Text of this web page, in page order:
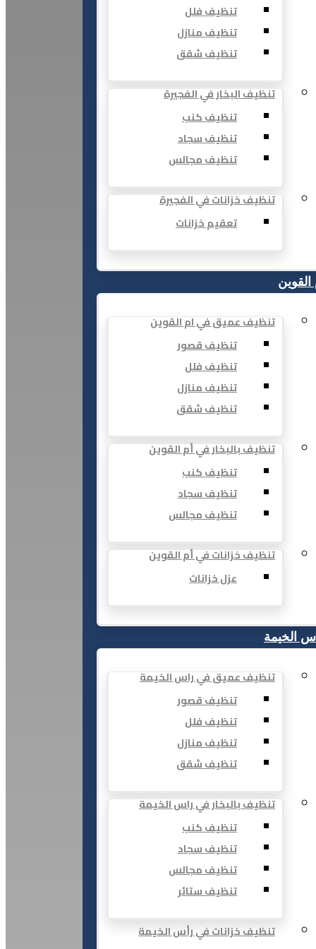
تنظيف فلل
تنظيف منازل
تنظيف شقق
تنظيف البخار في الفجيرة
تنظيف كنب
تنظيف سجاد
تنظيف مجالس
تنظيف خزانات في الفجيرة
تعقيم خزانات
القوين
تنظيف عميق في ام القوين
تنظيف قصور
تنظيف فلل
تنظيف منازل
تنظيف شقق
تنظيف بالبخار في أم القوين
تنظيف كنب
تنظيف سجاد
تنظيف مجالس
تنظيف خزانات في أم القوين
عزل خزانات
الخيمة
تنظيف عميق في راس الخيمة
تنظيف قصور
تنظيف فلل
تنظيف منازل
تنظيف شقق
تنظيف بالبخار في راس الخيمة
تنظيف كنب
تنظيف سجاد
تنظيف مجالس
تنظيف ستائر
تنظيف خزانات في رأس الخيمة